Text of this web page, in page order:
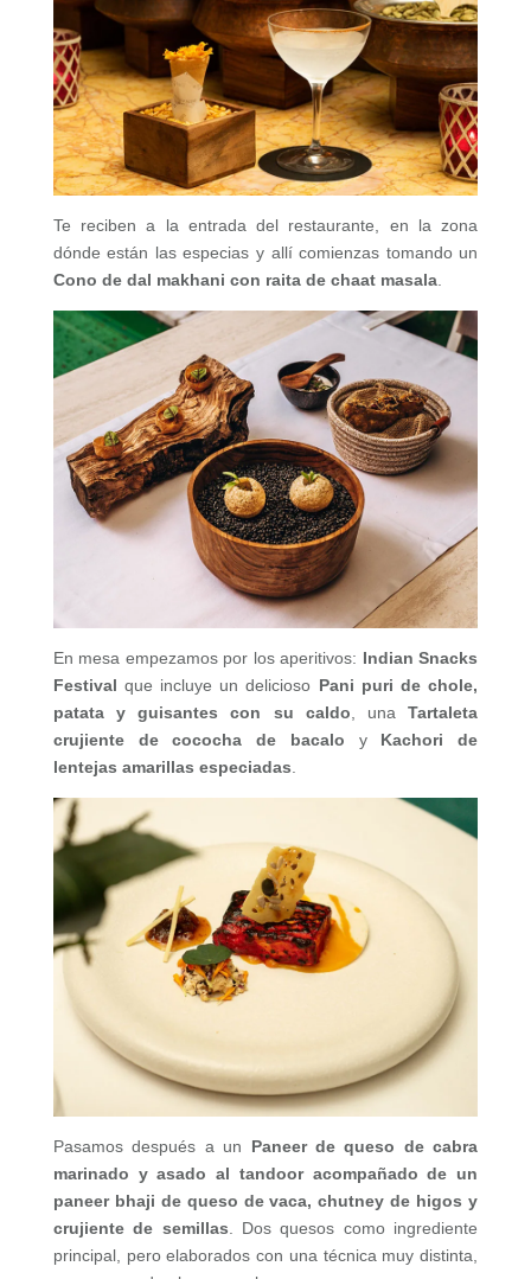
Te reciben a la entrada del restaurante, en la zona
dónde están las especias y allí comienzas tomando un
Cono de dal makhani con raita de chaat masala.
En mesa empezamos por los aperitivos: Indian Snacks
Festival que incluye un delicioso Pani puri de chole,
patata y guisantes con su caldo, unaTartaleta
crujiente de cococha de bacalo y Kachori
de
lentejas amarillas especiadas.
Pasamos después a un Paneer de queso de cabra
marinado y asado al tandoor acompañado de un
paneer bhaji de queso de vaca, chutney de higos y
crujiente de semillas . Dos quesos como ingrediente
principal, pero elaborados con una técnica muy distinta,